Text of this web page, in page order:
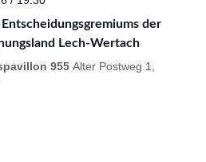
der
Lech-Wertach
955Alter Postweg 1,